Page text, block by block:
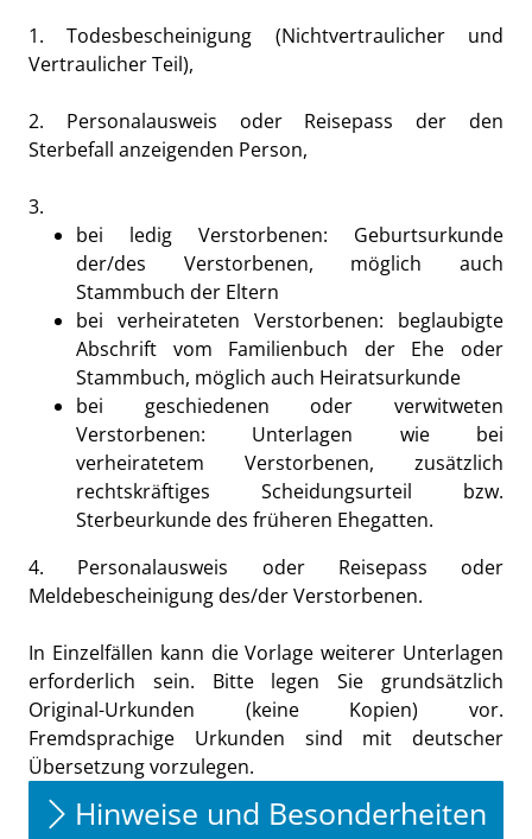
1. Todesbescheinigung (Nichtvertraulicher und
Vertraulicher Teil),
2. Personalausweis oder Reisepass der den
Sterbefall anzeigenden Person,
3.
bei ledig Verstorbenen: Geburtsurkunde
der/des Verstorbenen, möglich auch
Stammbuch der Eltern
bei verheirateten Verstorbenen: beglaubigte
Abschrift vom Familienbuch der Ehe oder
Stammbuch, möglich auch Heiratsurkunde
bei geschiedenen oder verwitweten
Verstorbenen: Unterlagen wie bei
verheiratetem Verstorbenen, zusätzlich
rechtskräftiges Scheidungsurteil bzw.
Sterbeurkunde des früheren Ehegatten.
4. Personalausweis oder Reisepass oder
Meldebescheinigung des/der Verstorbenen.
In Einzelfällen kann die Vorlage weiterer Unterlagen
erforderlich sein. Bitte legen Sie grundsätzlich
Original-Urkunden (keine Kopien) vor.
Fremdsprachige Urkunden sind mit deutscher
Übersetzung vorzulegen.
Hinweise und Besonderheiten